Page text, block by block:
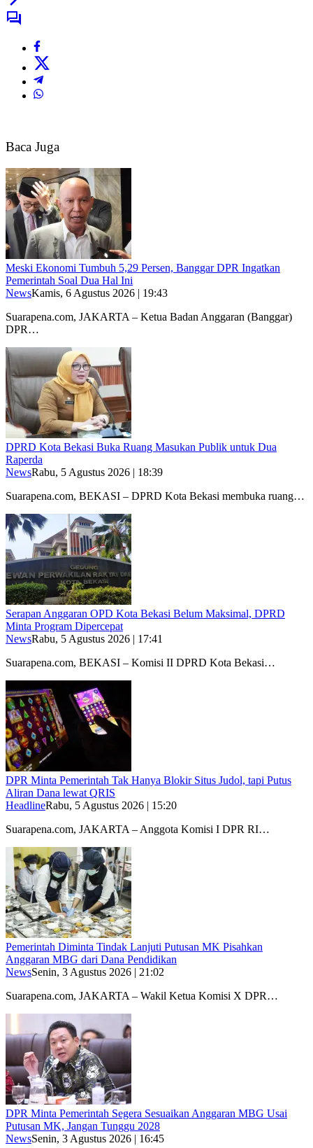
Baca Juga
Meski Ekonomi Tumbuh 5,29 Persen, Banggar DPR Ingatkan
Pemerintah Soal Dua Hal Ini
NewsKamis, 6 Agustus 2026 | 19:43
Suarapena.com, JAKARTA – Ketua Badan Anggaran (Banggar)
DPR…
DPRD Kota Bekasi Buka Ruang Masukan Publik untuk Dua
Raperda
NewsRabu, 5 Agustus 2026 | 18:39
Suarapena.com, BEKASI – DPRD Kota Bekasi membuka ruang…
Serapan Anggaran OPD Kota Bekasi Belum Maksimal, DPRD
Minta Program Dipercepat
NewsRabu, 5 Agustus 2026 | 17:41
Suarapena.com, BEKASI – Komisi II DPRD Kota Bekasi…
DPR Minta Pemerintah Tak Hanya Blokir Situs Judol, tapi Putus
Aliran Dana lewat QRIS
HeadlineRabu, 5 Agustus 2026 | 15:20
Suarapena.com, JAKARTA – Anggota Komisi I DPR RI…
Pemerintah Diminta Tindak Lanjuti Putusan MK Pisahkan
Anggaran MBG dari Dana Pendidikan
NewsSenin, 3 Agustus 2026 | 21:02
Suarapena.com, JAKARTA – Wakil Ketua Komisi X DPR…
DPR Minta Pemerintah Segera Sesuaikan Anggaran MBG Usai
Putusan MK, Jangan Tunggu 2028
NewsSenin, 3 Agustus 2026 | 16:45